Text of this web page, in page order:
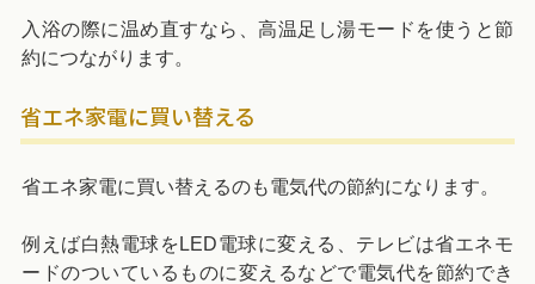
入浴の際に温め直すなら、高温足し湯モードを使うと節
約につながります。
省エネ家電に買い替える
省エネ家電に買い替えるのも電気代の節約になります。
例えば白熱電球をLED電球に変える、テレビは省エネモ
ードのついているものに変えるなどで電気代を節約でき